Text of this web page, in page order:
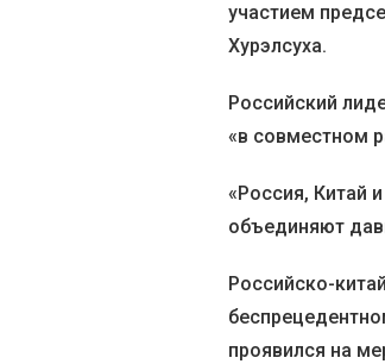
участием
Хурэлсуха.
Российский
«в совместном
«Россия, Китай
объединяют
Российско-
проявился на